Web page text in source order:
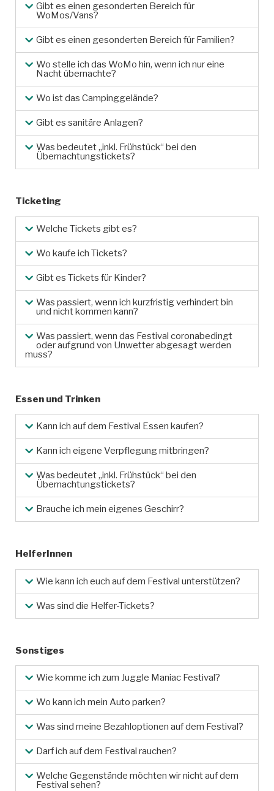
Gibt es einen gesonderten Bereich für
WoMos/Vans?
Gibt es einen gesonderten Bereich für Familien?
Wo stelle ich das WoMo hin, wenn ich nur eine
Nacht übernachte?
Wo ist das Campinggelände?
Gibt es sanitäre Anlagen?
Was bedeutet „inkl. Frühstück“ bei den
Übernachtungstickets?
Ticketing
Welche Tickets gibt es?
Wo kaufe ich Tickets?
Gibt es Tickets für Kinder?
Was passiert, wenn ich kurzfristig verhindert bin
und nicht kommen kann?
Was passiert, wenn das Festival coronabedingt
oder aufgrund von Unwetter abgesagt werden
muss?
Essen und Trinken
Kann ich auf dem Festival Essen kaufen?
Kann ich eigene Verpflegung mitbringen?
Was bedeutet „inkl. Frühstück“ bei den
Übernachtungstickets?
Brauche ich mein eigenes Geschirr?
HelferInnen
Wie kann ich euch auf dem Festival unterstützen?
Was sind die Helfer-Tickets?
Sonstiges
Wie komme ich zum Juggle Maniac Festival?
Wo kann ich mein Auto parken?
Was sind meine Bezahloptionen auf dem Festival?
Darf ich auf dem Festival rauchen?
Welche Gegenstände möchten wir nicht auf dem
Festival sehen?